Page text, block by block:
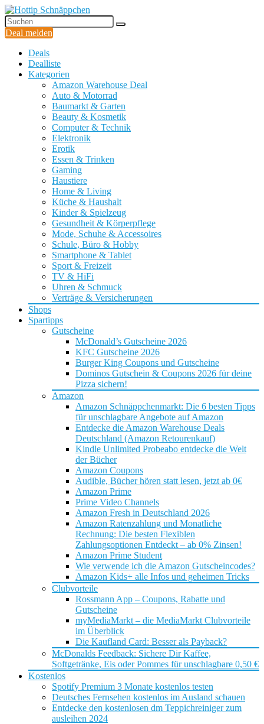
Deal melden
Deals
Dealliste
Kategorien
Amazon Warehouse Deal
Auto & Motorrad
Baumarkt & Garten
Beauty & Kosmetik
Computer & Technik
Elektronik
Erotik
Essen & Trinken
Gaming
Haustiere
Home & Living
Küche & Haushalt
Kinder & Spielzeug
Gesundheit & Körperpflege
Mode, Schuhe & Accessoires
Schule, Büro & Hobby
Smartphone & Tablet
Sport & Freizeit
TV & HiFi
Uhren & Schmuck
Verträge & Versicherungen
Shops
Spartipps
Gutscheine
McDonald’s Gutscheine 2026
KFC Gutscheine 2026
Burger King Coupons und Gutscheine
Dominos Gutschein & Coupons 2026 für deine
Pizza sichern!
Amazon
Amazon Schnäppchenmarkt: Die 6 besten Tipps
für unschlagbare Angebote auf Amazon
Entdecke die Amazon Warehouse Deals
Deutschland (Amazon Retourenkauf)
Kindle Unlimited Probeabo entdecke die Welt
der Bücher
Amazon Coupons
Audible, Bücher hören statt lesen, jetzt ab 0€
Amazon Prime
Prime Video Channels
Amazon Fresh in Deutschland 2026
Amazon Ratenzahlung und Monatliche
Rechnung: Die besten Flexiblen
Zahlungsoptionen Entdeckt – ab 0% Zinsen!
Amazon Prime Student
Wie verwende ich die Amazon Gutscheincodes?
Amazon Kids+ alle Infos und geheimen Tricks
Clubvorteile
Rossmann App – Coupons, Rabatte und
Gutscheine
myMediaMarkt – die MediaMarkt Clubvorteile
im Überblick
Die Kaufland Card: Besser als Payback?
McDonalds Feedback: Sichere Dir Kaffee,
Softgetränke, Eis oder Pommes für unschlagbare 0,50 €
Kostenlos
Spotify Premium 3 Monate kostenlos testen
Deutsches Fernsehen kostenlos im Ausland schauen
Entdecke den kostenlosen dm Teppichreiniger zum
ausleihen 2024